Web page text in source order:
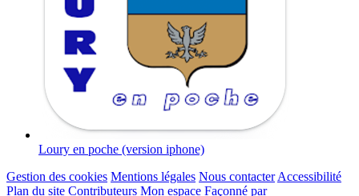
Loury en poche (version iphone)
Gestion des cookies Mentions légales Nous contacter Accessibilité
Plan du site Contributeurs Mon espace Façonné par